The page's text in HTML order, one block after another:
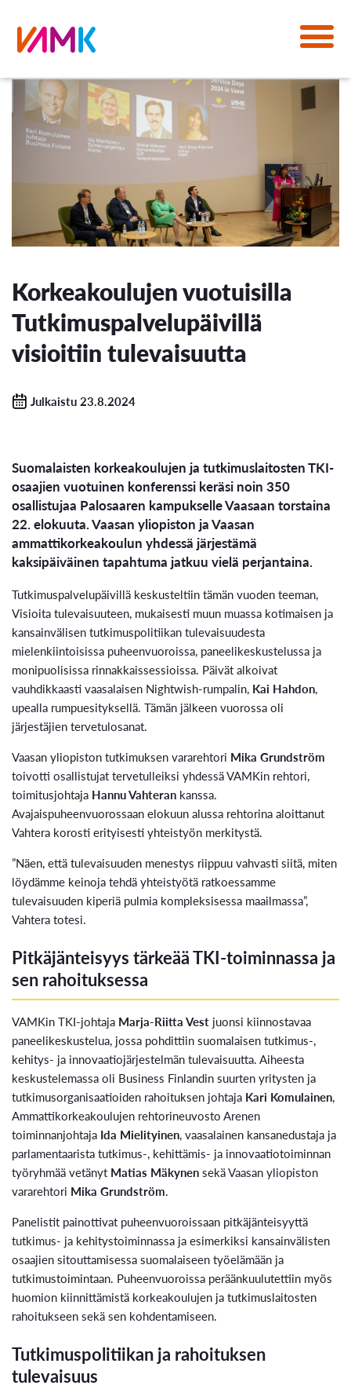
Korkeakoulujen vuotuisilla
Tutkimuspalvelupäivillä
visioitiin tulevaisuutta
Julkaistu 23.8.2024
Suomalaisten korkeakoulujen ja tutkimuslaitosten TKI-
osaajien vuotuinen konferenssi keräsi noin 350
osallistujaa Palosaaren kampukselle Vaasaan torstaina
22. elokuuta. Vaasan yliopiston ja Vaasan
ammattikorkeakoulun yhdessä järjestämä
kaksipäiväinen tapahtuma jatkuu vielä perjantaina.
Tutkimuspalvelupäivillä keskusteltiin tämän vuoden teeman,
Visioita tulevaisuuteen, mukaisesti muun muassa kotimaisen ja
kansainvälisen tutkimuspolitiikan tulevaisuudesta
mielenkiintoisissa puheenvuoroissa, paneelikeskustelussa ja
monipuolisissa rinnakkaissessioissa. Päivät alkoivat
vauhdikkaasti vaasalaisen Nightwish-rumpalin, Kai Hahdon,
upealla rumpuesityksellä. Tämän jälkeen vuorossa oli
järjestäjien tervetulosanat.
Vaasan yliopiston tutkimuksen vararehtori Mika Grundström
toivotti osallistujat tervetulleiksi yhdessä VAMKin rehtori,
toimitusjohtaja Hannu Vahteran kanssa.
Avajaispuheenvuorossaan elokuun alussa rehtorina aloittanut
Vahtera korosti erityisesti yhteistyön merkitystä.
”Näen, että tulevaisuuden menestys riippuu vahvasti siitä, miten
löydämme keinoja tehdä yhteistyötä ratkoessamme
tulevaisuuden kiperiä pulmia kompleksisessa maailmassa”,
Vahtera totesi.
Pitkäjänteisyys tärkeää TKI-toiminnassa ja
sen rahoituksessa
VAMKin TKI-johtaja Marja-Riitta Vest juonsi kiinnostavaa
paneelikeskustelua, jossa pohdittiin suomalaisen tutkimus-,
kehitys- ja innovaatiojärjestelmän tulevaisuutta. Aiheesta
keskustelemassa oli Business Finlandin suurten yritysten ja
tutkimusorganisaatioiden rahoituksen johtaja Kari Komulainen,
Ammattikorkeakoulujen rehtorineuvosto Arenen
toiminnanjohtaja Ida Mielityinen, vaasalainen kansanedustaja ja
parlamentaarista tutkimus-, kehittämis- ja innovaatiotoiminnan
työryhmää vetänyt Matias Mäkynensekä Vaasan yliopiston
vararehtori Mika Grundström.
Panelistit painottivat puheenvuoroissaan pitkäjänteisyyttä
tutkimus- ja kehitystoiminnassa ja esimerkiksi kansainvälisten
osaajien sitouttamisessa suomalaiseen työelämään ja
tutkimustoimintaan. Puheenvuoroissa peräänkuulutettiin myös
huomion kiinnittämistä korkeakoulujen ja tutkimuslaitosten
rahoitukseen sekä sen kohdentamiseen.
Tutkimuspolitiikan ja rahoituksen
tulevaisuus